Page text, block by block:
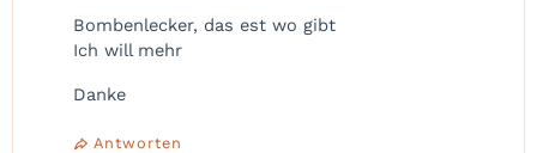
Bombenlecker, das est wo gibt
Ich will mehr
Danke
Antworten